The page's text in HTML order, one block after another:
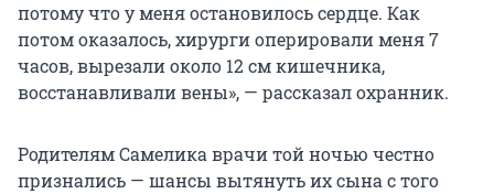
потому что у меня остановилось сердце. Как
потом оказалось, хирурги оперировали меня 7
часов, вырезали около 12 см кишечника,
восстанавливали вены», — рассказал охранник.
Родителям Самелика врачи той ночью честно
признались — шансы вытянуть их сына с того